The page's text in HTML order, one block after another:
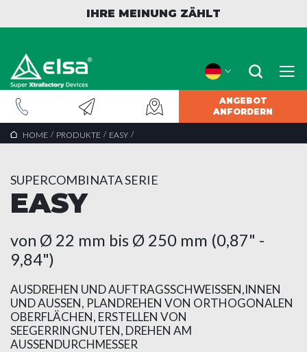
IHRE MEINUNG ZÄHLT
ANGEBOT
ANFORDERN
HOME / PRODUKTE / EASY /
SUPERCOMBINATA SERIE
EASY
von Ø 22 mm bis Ø 250 mm (0,87" -
9,84")
AUSDREHEN UND AUFTRAGSSCHWEISSEN,INNEN
UND AUSSEN, PLANDREHEN VON ORTHOGONALEN
OBERFLÄCHEN, ERSTELLEN VON
SEEGERRINGNUTEN, DREHEN AM
AUSSENDURCHMESSER